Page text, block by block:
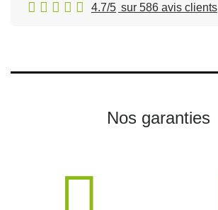
4.7/5 sur 586 avis clients
Nos garanties